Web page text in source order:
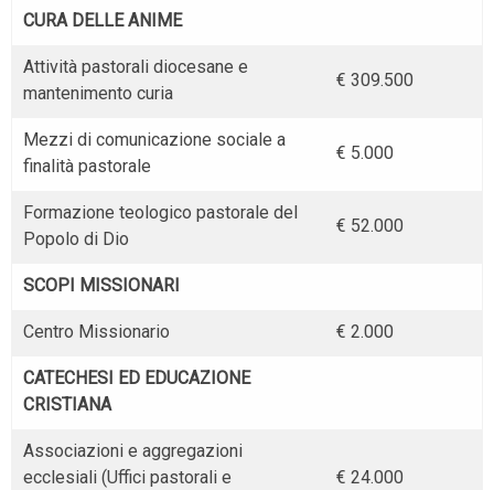
CURA DELLE ANIME
Attività pastorali diocesane e
mantenimento curia
€ 309.500
Mezzi di comunicazione sociale a
finalità pastorale
€ 5.000
Formazione teologico pastorale del
Popolo di Dio
€ 52.000
SCOPI MISSIONARI
Centro Missionario € 2.000
CATECHESI ED EDUCAZIONE
CRISTIANA
Associazioni e aggregazioni
ecclesiali (Uffici pastorali e
€ 24.000